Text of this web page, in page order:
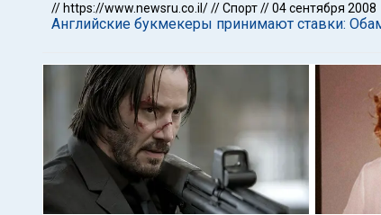
// https://www.newsru.co.il///Спорт//04 сентября 2008
Английские букмекеры принимают ставки: